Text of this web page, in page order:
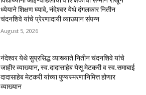
ध्येयाने शिक्षण घ्यावे, नंदेश्वर येथे दंगलकार नितीन
चंदनशिवे यांचे प्रेरणादायी व्याख्यान संपन्न
August 5, 2026
नंदेश्वर येथे सुप्रसिद्ध व्याख्याते नितीन चंदनशिवे यांचे
जाहीर व्याख्यान, स्व.दादासाहेब येसू मेटकरी व स्व.समाबाई
दादासाहेब मेटकरी यांच्या पुण्यस्मरणानिमित्त होणार
व्याख्यान